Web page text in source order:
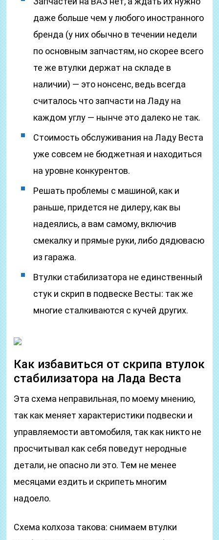
даже больше чем у любого иностранного
бренда (у них обычно в течении недели
по основным запчастям, но скорее всего
те же втулки держат на складе в
наличии) — это нонсенс, ведь всегда
считалось что запчасти на Ладу на
каждом углу — нынче это далеко не так.
Стоимость обслуживания на Ладу Веста
уже совсем не бюджетная и находиться
на уровне конкурентов.
Решать проблемы с машиной, как и
раньше, придется не дилеру, как вы
надеялись, а вам самому, включив
смекалку и прямые руки, либо дядювасю
из гаража.
Втулки стабилизатора не единственный
стук и скрип в подвеске Весты: так же
многие сталкиваются с кучей других.
Как избавиться от скрипа втулок
стабилизатора на Лада Веста
Эта схема неправильная, по моему мнению,
так как меняет характеристики подвески и
управляемости автомобиля, так как никто не
просчитывал как себя поведут неродные
детали, не опасно ли это. Тем не менее
месяцами ездить и скрипеть многим
надоело.
Схема колхоза такова: снимаем втулки